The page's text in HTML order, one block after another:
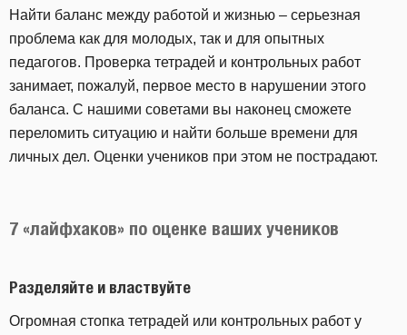
Найти баланс между работой и жизнью – серьезная
проблема как для молодых, так и для опытных
педагогов. Проверка тетрадей и контрольных работ
занимает, пожалуй, первое место в нарушении этого
баланса. С нашими советами вы наконец сможете
переломить ситуацию и найти больше времени для
личных дел. Оценки учеников при этом не пострадают.
7 «лайфхаков» по оценке ваших учеников
Разделяйте и властвуйте
Огромная стопка тетрадей или контрольных работ у